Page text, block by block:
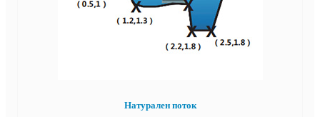
Натурален поток